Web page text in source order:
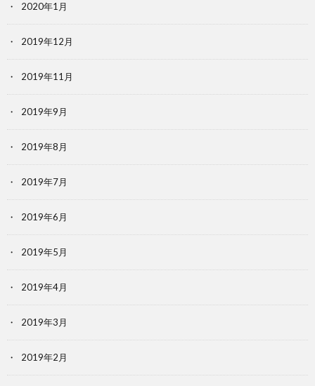
2020年1月
2019年12月
2019年11月
2019年9月
2019年8月
2019年7月
2019年6月
2019年5月
2019年4月
2019年3月
2019年2月